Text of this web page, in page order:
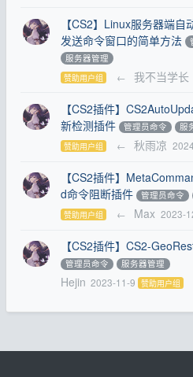
【CS2】Linux服务器端
发送命令窗口的简单方法
服务器管理
赞助用户组 ← 我不当学长
【CS2插件】
新检测插件
管理员命令 服
赞助用户组 ← 秋雨凉
【CS2插件】
d命令阻断插件
管理员命令
赞助用户组 ← Max 2023-
【CS2插件】CS2-
管理员命令 服务器管理
Hejin 2023-11-9 赞助用户组